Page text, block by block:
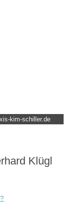
kim-schiller.de
Klügl